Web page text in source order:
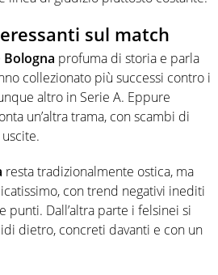
sul match
Bologna profuma di storia e parla
collezionato più successi contro i
altro in Serie A. Eppure
un’altra trama, con scambi di
resta tradizionalmente ostica, ma
con trend negativi inediti
punti. Dall’altra parte i felsinei si
dietro, concreti davanti e con un